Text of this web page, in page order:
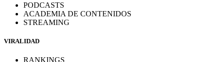
PODCASTS
ACADEMIA DE CONTENIDOS
STREAMING
VIRALIDAD
RANKINGS